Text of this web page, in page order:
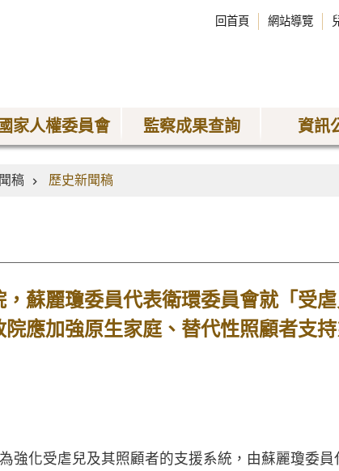
回首頁 網站導覽
國家人權委員會 監察成果查詢 資訊
稿 歷史新聞稿
，蘇麗瓊委員代表衛環委員會就「受
應加強原生家庭、替代性照顧者支
強化受虐兒及其照顧者的支援系統，由蘇麗瓊委